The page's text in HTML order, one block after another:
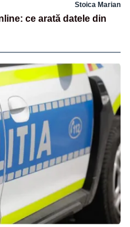
Stoica Marian
ce arată datele din